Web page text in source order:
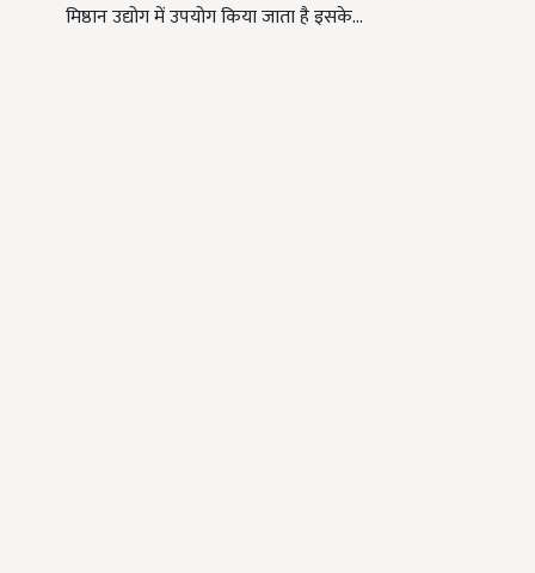
मिष्ठान उद्योग में उपयोग किया जाता है इसके…